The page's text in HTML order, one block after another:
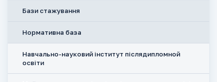
Бази стажування
Нормативна база
Навчально-науковий інститут післядипломной
освіти